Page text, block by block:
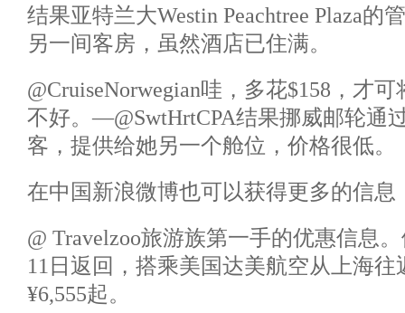
结果亚特兰大Westin Peachtree Plaza的
另一间客房，虽然酒店已住满。
@CruiseNorwegian哇，多花$158，才
不好。—@SwtHrtCPA结果挪威邮轮通
客，提供给她另一个舱位，价格很低。
在中国新浪微博也可以获得更多的信息
@ Travelzoo旅游族第一手的优惠信息
11日返回，搭乘美国达美航空从上海
¥6,555起。